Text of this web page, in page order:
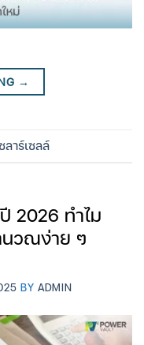
→
ลาร์เซลล์
2026 ทำไม
วณง่าย ๆ
BY ADMIN